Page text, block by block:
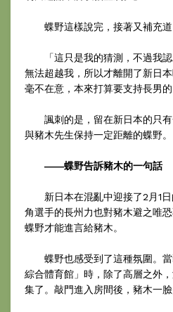
蝶野這樣說完，接著又補充道
「這只是我的猜測，不過我認
無法超越我，所以才離開了新日
毫不在意，本來打算要支持長男
諷刺的是，留在新日本的只有
與豬木先生保持一定距離的蝶野。
――蝶野告訴豬木的一句話
新日本在混亂中迎接了2月1日
角選手的長州力也對豬木避之唯
蝶野才能進言給豬木。
蝶野也感受到了這種氛圍。當
綜合體育館」時，除了高層之外
集了。敲門進入房間後，豬木一臉